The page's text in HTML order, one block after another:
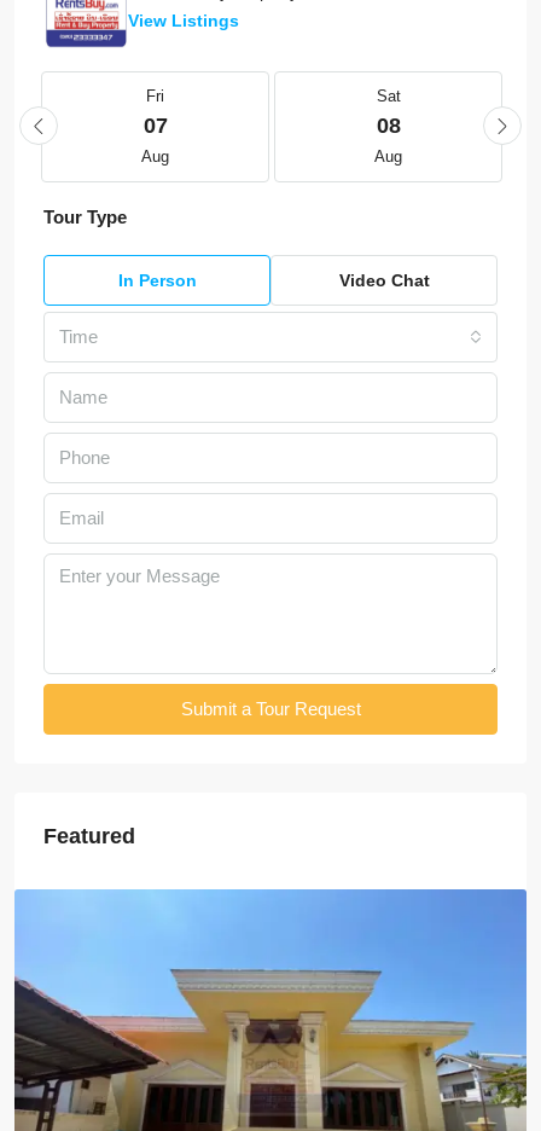
View Listings
Fri
07
Aug
Sat
08
Aug
Tour Type
In Person Video Chat
Time
Submit a Tour Request
Featured